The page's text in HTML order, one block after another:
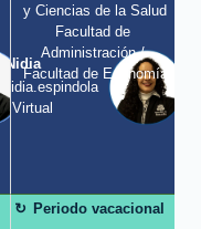
Nidia
nidia.espindola
/ Virtual
y Ciencias de la Salud
Facultad de
Administración /
Facultad de Economía
Periodo vacacional